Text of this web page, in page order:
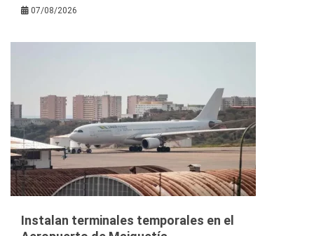
07/08/2026
Instalan terminales temporales en el